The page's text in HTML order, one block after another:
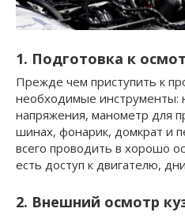
1. Подготовка к
Прежде чем приступить к
необходимые инструменты:
напряжения, манометр для
шинах, фонарик, домкрат и
всего проводить в хорошо
есть доступ к двигателю,
2. Внешний осмотр